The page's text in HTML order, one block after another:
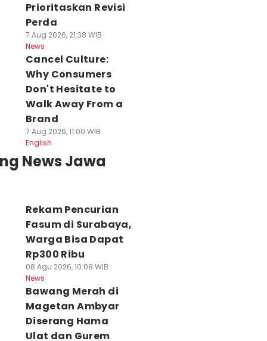
Menduga
Bromo
Aktivitas
DPRD Surabaya
akan Panggil
Pengelola Mal soal
Prioritaskan Revisi
Perda
7 Aug 2026, 21:38 WIB
News
Cancel Culture:
Why Consumers
Don't Hesitate to
Walk Away From a
Brand
7 Aug 2026, 11:00 WIB
English
News Jawa
Rekam Pencurian
Fasum di Surabaya,
Warga Bisa Dapat
Rp300 Ribu
08 Agu 2026, 10:08 WIB
News
Bawang Merah di
Magetan Ambyar
Diserang Hama
Ulat dan Gurem